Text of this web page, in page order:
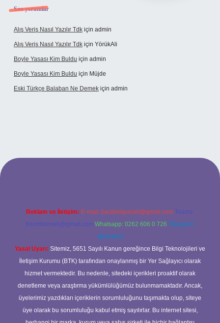
Son yorumlar
Alış Veriş Nasıl Yazılır Tdk için admin
Alış Veriş Nasıl Yazılır Tdk için YörükAli
Boyle Yasası Kim Buldu için admin
Boyle Yasası Kim Buldu için Müjde
Eski Türkçe Balaban Ne Demek için admin
casino
Reklam ve İletişim: E-mail: backlinkpaneli@gmail.com Teams:
forumhizmeti@gmail.com Whatsapp: 0262 606 0 726 Telegram:
@karabul
Yasal Uyarı: Sitemiz, 5651 Sayılı Kanun gereğince Bilgi Teknolojileri ve
İletişim Kurumu (BTK) tarafından onaylanmış bir Yer Sağlayıcı olarak
hizmet vermektedir. Bu nedenle, sitedeki içerikleri proaktif olarak
denetleme veya araştırma yükümlülüğümüz bulunmamaktadır. Ancak,
üyelerimiz yazdıkları içeriklerin sorumluluğunu taşımakta olup, siteye
üye olarak bu sorumluluğu kabul etmiş sayılırlar. Bu internet sitesi,